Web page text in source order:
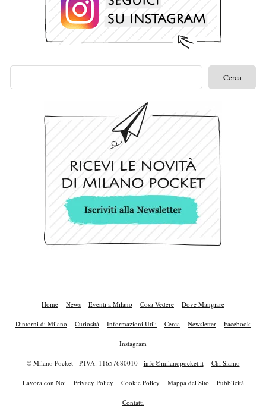
Home News Eventi a Milano Cosa Vedere Dove Mangiare
Dintorni di Milano Curiosità Informazioni Utili Cerca Newsletter Facebook
Instagram
© Milano Pocket - P.IVA: 11657680010 - info@milanopocket.it Chi Siamo
Lavora con Noi Privacy Policy Cookie Policy Mappa del Sito Pubblicità
Contatti